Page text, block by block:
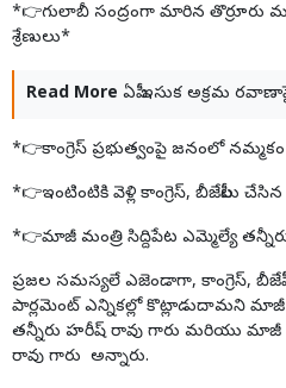
*👉గులాబీ సంద్రంగా మారిన తొర్రూరు
శ్రేణులు*
Read More ఏపీ ఇసుక అక్రమ
*👉కాంగ్రెస్ ప్రభుత్వంపై జనంలో
*👉ఇంటింటికి వెళ్లి కాంగ్రెస్, బీజేపీలు
*👉మాజీ మంత్రి సిద్దిపేట ఎమ్మెల్యే
ప్రజల సమస్యలే ఎజెండాగా, కాంగ్రెస్,
పార్లమెంట్ ఎన్నికల్లో కొట్లాడుదామని మాజీ
తన్నీరు హరీష్ రావు గారు మరియు మాజీ
రావు గారు అన్నారు.